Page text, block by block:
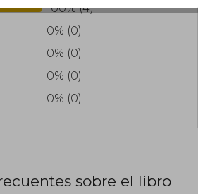
100% (4)
0% (0)
0% (0)
0% (0)
0% (0)
sobre el libro